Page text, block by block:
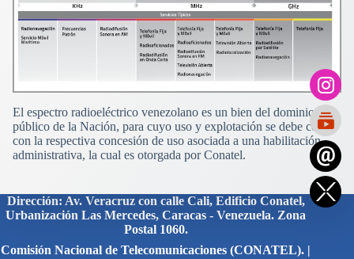
El espectro radioeléctrico venezolano es un bien del dominio
público de la Nación, para cuyo uso y explotación se debe contar
con la respectiva concesión de uso asociada a una habilitación
administrativa, la cual es otorgada por Conatel.
Dirección: Av. Veracruz con calle Cali, Edificio Conatel,
Urbanización Las Mercedes, Caracas - Venezuela. Zona
Postal 1060.
Comisión Nacional de Telecomunicaciones (CONATEL). |